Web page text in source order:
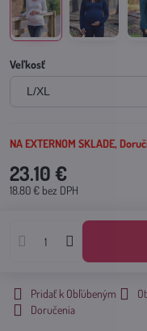
Veľkosť
NA EXTERNOM SKLADE,
23.10 €
18.80 € bez DPH
Pridať k Obľúbeným
Doručenia